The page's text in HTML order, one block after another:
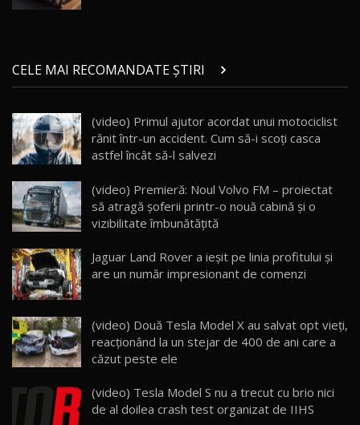
20
21
Micul BYD Dolphin Surf / Test Drive
AutoBlog.MD
16:59
22
Noua Mazda 6e / Test Drive AutoBlog.MD
26:59
23
Lynk & Co 01 / Test Drive AutoBlog.MD
25:19
24
ZEEKR 009: Cel mai Performant și Confortabil
Van Electric Testat în Moldova / AutoBlog.MD
26:38
25
mai Exclusiv și Puternic Defender Testat în
Moldova
32:21
AutoBlog.MD
10:57
CELE MAI RECOMANDATE ȘTIRI
(video) Primul ajutor acordat unui motociclist
rănit într-un accident. Cum să-i scoţi casca
astfel încât să-l salvezi
(video) Premieră: Noul Volvo FM – proiectat
să atragă șoferii printr-o nouă cabină și o
vizibilitate îmbunătățită
Jaguar Land Rover a ieşit pe linia profitului şi
are un număr impresionant de comenzi
(video) Două Tesla Model X au salvat opt vieţi,
reacționând la un stejar de 400 de ani care a
căzut peste ele
(video) Tesla Model S nu a trecut cu brio nici
de al doilea crash test organizat de IIHS